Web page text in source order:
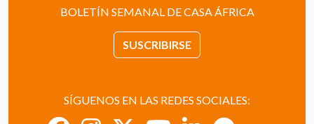
BOLETÍN SEMANAL DE CASA ÁFRICA
SUSCRIBIRSE
SÍGUENOS EN LAS REDES SOCIALES: